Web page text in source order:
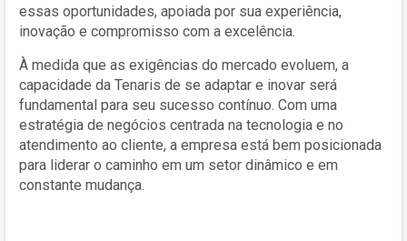
essas oportunidades, apoiada por sua experiência,
inovação e compromisso com a excelência.
À medida que as exigências do mercado evoluem, a
capacidade da Tenaris de se adaptar e inovar será
fundamental para seu sucesso contínuo. Com uma
estratégia de negócios centrada na tecnologia e no
atendimento ao cliente, a empresa está bem posicionada
para liderar o caminho em um setor dinâmico e em
constante mudança.